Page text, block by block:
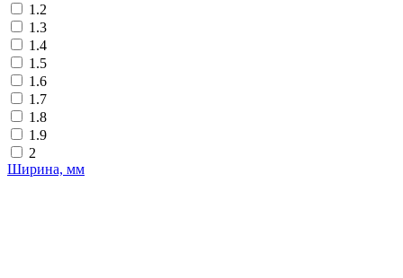
1.2
1.3
1.4
1.5
1.6
1.7
1.8
1.9
2
Ширина, мм